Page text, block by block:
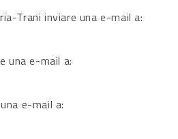
Trani inviare una e-mail a:
una e-mail a:
e-mail a: